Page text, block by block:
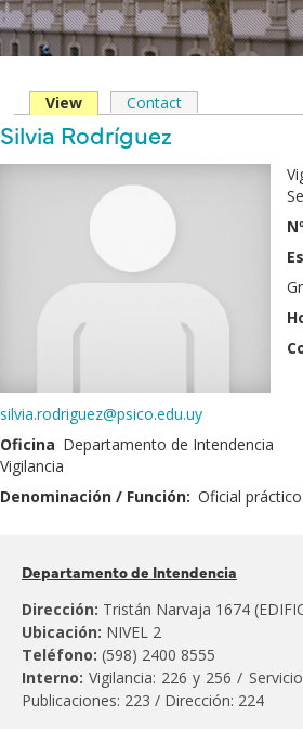
Solapas
principales
View (solapa
activa)
Contact
Nombre
y
Silvia Rodríguez
silvia.rodriguez@psico.edu.uy
Oficina Departamento de Intendencia
Vigilancia
Denominación / Función: Oficial
al
Departamento de Intendencia
Dirección: Tristán Narvaja 1674
Ubicación: NIVEL 2
Teléfono: (598) 2400 8555
Interno:Vigilancia: 226 y 256 /
Publicaciones: 223 / Dirección: 224